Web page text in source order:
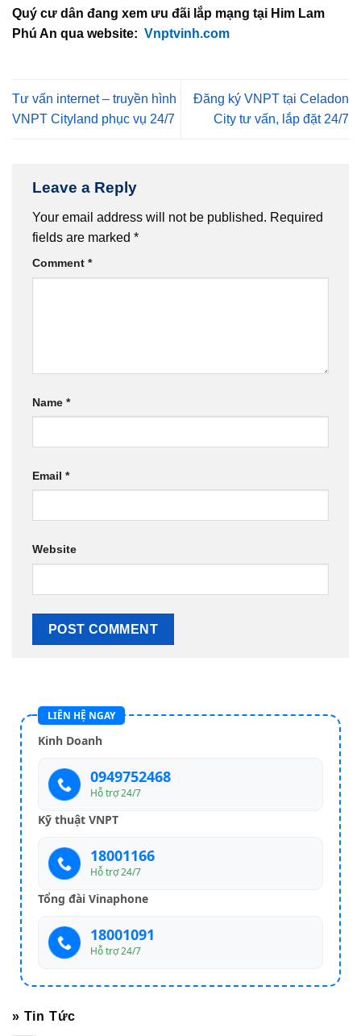
Quý cư dân đang xem ưu đãi lắp mạng tại Him Lam
Phú An qua website: Vnptvinh.com
Tư vấn internet – truyền hình
VNPT Cityland phục vụ 24/7
Đăng ký VNPT tại Celadon
City tư vấn, lắp đặt 24/7
Leave a Reply
Your email address will not be published. Required
fields are marked *
Comment *
Name *
Email *
Website
LIÊN HỆ NGAY
Kinh Doanh
0949752468
Hỗ trợ 24/7
Kỹ thuật VNPT
18001166
Hỗ trợ 24/7
Tổng đài Vinaphone
18001091
Hỗ trợ 24/7
» Tin Tức